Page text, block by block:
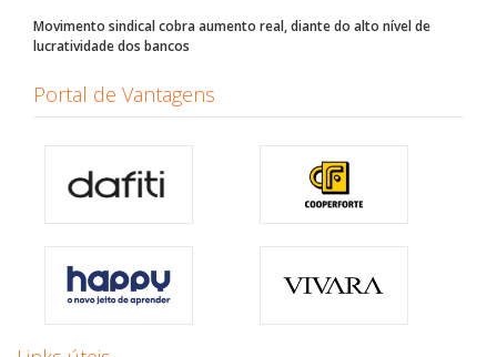
Movimento sindical cobra aumento real, diante do alto nível de
lucratividade dos bancos
Portal de Vantagens